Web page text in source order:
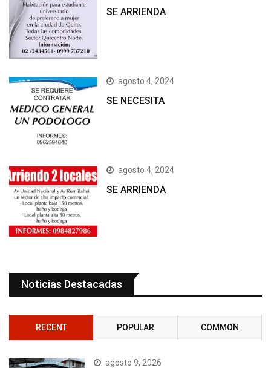
SE ARRIENDA
agosto 4, 2024
SE NECESITA
agosto 4, 2024
SE ARRIENDA
Noticias Destacadas
RECENT POPULAR COMMON
agosto 9, 2026